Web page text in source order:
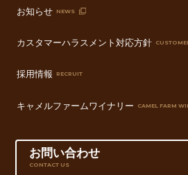
お知らせ NEWS
カスタマーハラスメント対応方針
採用情報 RECRUIT
キャメルファームワイナリー CAMEL FARM
お問い合わせ
CONTACT US